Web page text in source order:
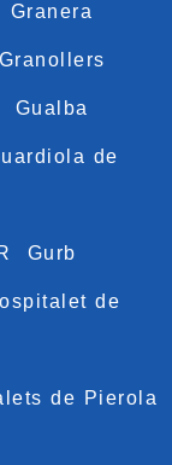
Gualba
de
Gurb
de
de Pierola